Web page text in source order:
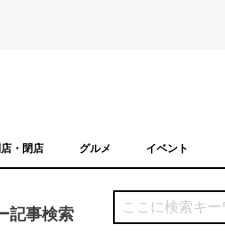
店・閉店 グルメ イベント
記事検索